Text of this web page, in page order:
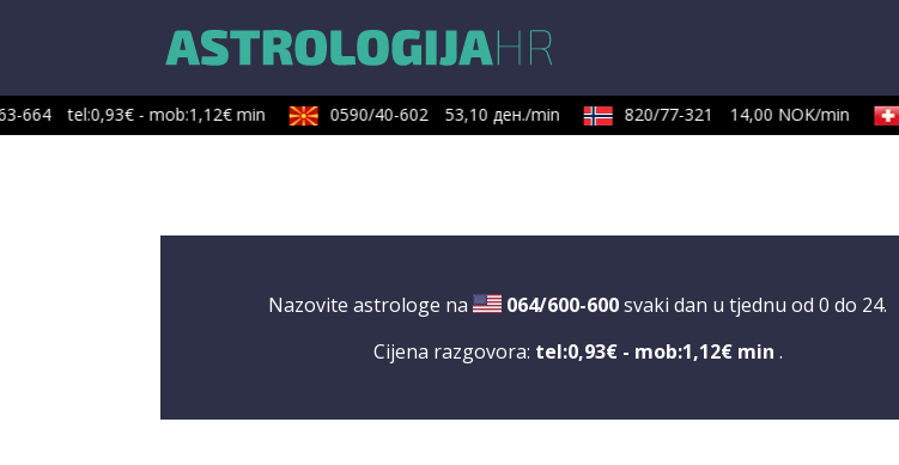
664 tel:0,93€ - mob:1,12€ min 0590/40-602 53,10 ден./min 820/77-321 14,00 NOK/min
Nazovite astrologe na 064/600-600 svaki dan u tjednu od 0 do 24.
Cijena razgovora: tel:0,93€ - mob:1,12€ min .